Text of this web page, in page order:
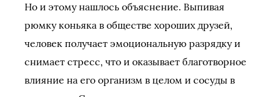
Но и этому нашлось объяснение. Выпивая
рюмку коньяка в обществе хороших друзей,
человек получает эмоциональную разрядку и
снимает стресс, что и оказывает благотворное
влияние на его организм в целом и сосуды в